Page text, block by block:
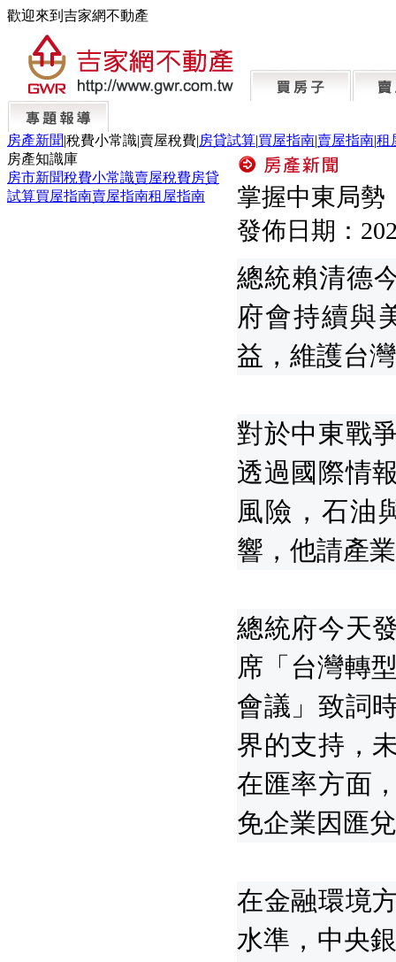
歡迎來到吉家網不動產
房產新聞|稅費小常識|賣屋稅費|房貸試算|買屋指南|賣屋指南|租
房產知識庫
房市新聞稅費小常識賣屋稅費房貸
試算買屋指南賣屋指南租屋指南
掌握中東局
發佈日期：
總統賴清德
府會持續與
益，維護台
對於中東戰
透過國際情
風險，石油
響，他請產
總統府今天
席「台灣轉
會議」致詞
界的支持，
在匯率方面
免企業因匯
在金融環境
水準，中央